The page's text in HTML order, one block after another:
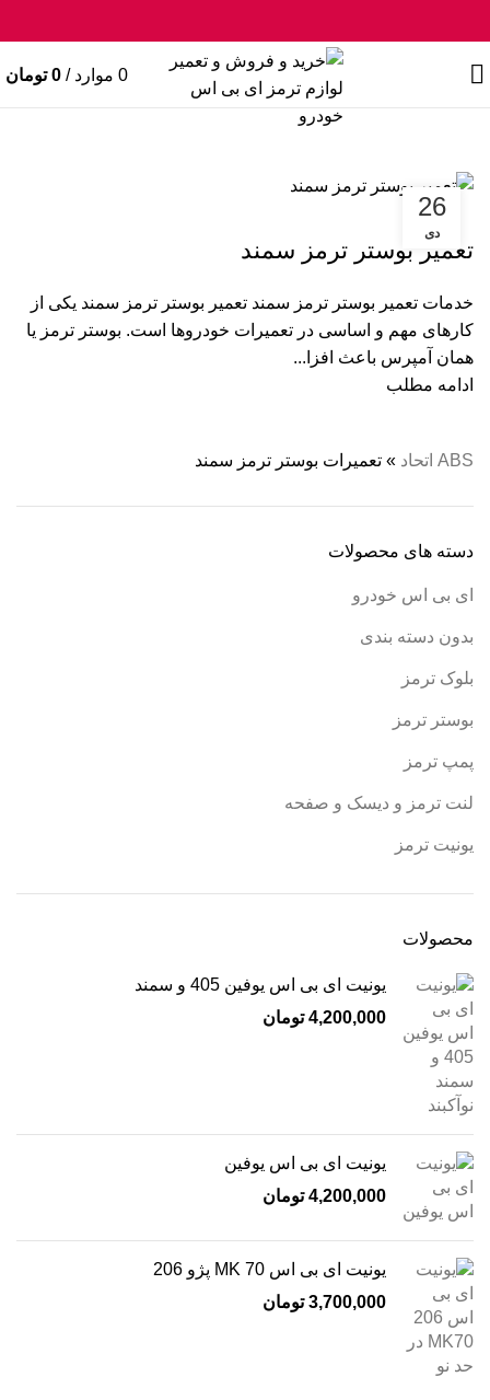
0 موارد /
0 تومان
26
دی
مقالات
تعمیر بوستر ترمز سمند
خدمات تعمیر بوستر ترمز سمند تعمیر بوستر ترمز سمند یکی از
کارهای مهم و اساسی در تعمیرات خودروها است. بوستر ترمز یا
همان آمپرس باعث افزا...
ادامه مطلب
ABS اتحاد » تعمیرات بوستر ترمز سمند
دسته های محصولات
ای بی اس خودرو
بدون دسته بندی
بلوک ترمز
بوستر ترمز
پمپ ترمز
لنت ترمز و دیسک و صفحه
یونیت ترمز
محصولات
یونیت ای بی اس یوفین 405 و سمند
4,200,000 تومان
یونیت ای بی اس یوفین
4,200,000 تومان
یونیت ای بی اس MK 70 پژو 206
3,700,000 تومان